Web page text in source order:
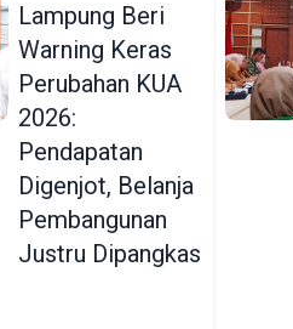
Lampung Beri
Warning Keras
Perubahan KUA
2026:
Pendapatan
Digenjot, Belanja
Pembangunan
Justru Dipangkas